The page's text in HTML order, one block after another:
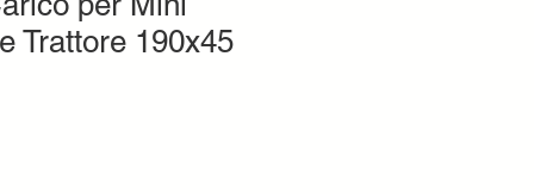
Trattore 190x45